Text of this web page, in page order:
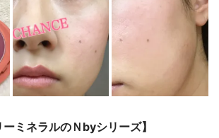
ーミネラルのＮbyシリーズ】